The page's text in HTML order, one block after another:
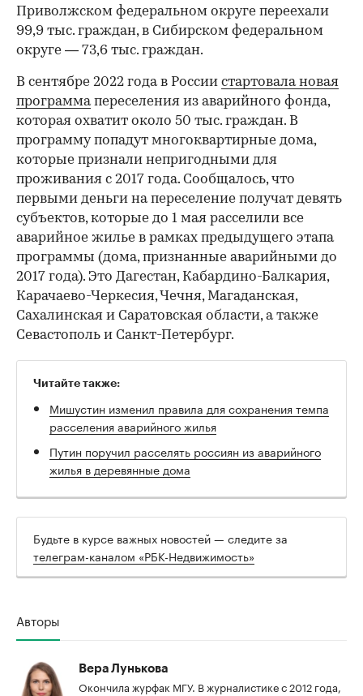
Приволжском федеральном округе переехали
99,9 тыс. граждан, в Сибирском федеральном
округе — 73,6 тыс. граждан.
В сентябре 2022 года в России стартовала новая
программапереселения из аварийного фонда,
которая охватит около 50 тыс. граждан. В
программу попадут многоквартирные дома,
которые признали непригодными для
проживания с 2017 года. Сообщалось, что
первыми деньги на переселение получат девять
субъектов, которые до 1 мая расселили все
аварийное жилье в рамках предыдущего этапа
программы (дома, признанные аварийными до
2017 года). Это Дагестан, Кабардино-Балкария,
Карачаево-Черкесия, Чечня, Магаданская,
Сахалинская и Саратовская области, а также
Севастополь и Санкт-Петербург.
Читайте также:
Мишустин изменил правила для сохранения темпа
расселения аварийного жилья
Путин поручил расселять россиян из аварийного
жилья в деревянные дома
Будьте в курсе важных новостей — следите за
телеграм-каналом «РБК-Недвижимость»
Авторы
Вера Лунькова
Окончила журфак МГУ. В журналистике с 2012 года,